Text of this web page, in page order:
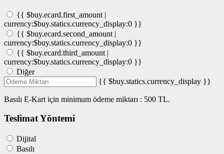
{{ $buy.ecard.first_amount |
currency:$buy.statics.currency_display:0 }}
{{ $buy.ecard.second_amount |
currency:$buy.statics.currency_display:0 }}
{{ $buy.ecard.third_amount |
currency:$buy.statics.currency_display:0 }}
Diğer
{{ $buy.statics.currency_display }}
Basılı E-Kart için minimum ödeme miktarı : 500 TL.
Teslimat Yöntemi
Dijital
Basılı